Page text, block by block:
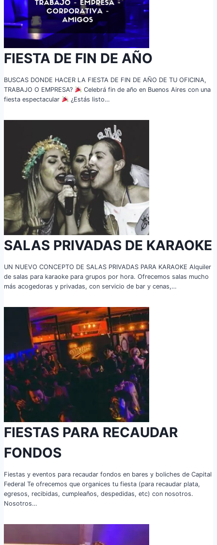
FIESTA DE FIN DE AÑO
BUSCAS DONDE HACER LA FIESTA DE FIN DE AÑO DE TU OFICINA,
TRABAJO O EMPRESA?
Celebrá fin de año en Buenos Aires con una
fiesta espectacular
¿Estás listo…
SALAS PRIVADAS DE KARAOKE
UN NUEVO CONCEPTO DE SALAS PRIVADAS PARA KARAOKE Alquiler
de salas para karaoke para grupos por hora. Ofrecemos salas mucho
más acogedoras y privadas, con servicio de bar y cenas,…
FIESTAS PARA RECAUDAR
FONDOS
Fiestas y eventos para recaudar fondos en bares y boliches de Capital
Federal Te ofrecemos que organices tu fiesta (para recaudar plata,
egresos, recibidas, cumpleaños, despedidas, etc) con nosotros.
Nosotros…